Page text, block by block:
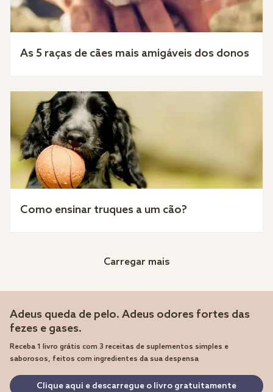
As 5 raças de cães mais amigáveis dos donos
Como ensinar truques a um cão?
Carregar mais
Adeus queda de pelo. Adeus odores fortes das
fezes e gases.
Receba 1 livro grátis com 3 receitas de suplementos simples e
saborosos, feitos com ingredientes da sua despensa
Clique aqui e descarregue o livro gratuitamente